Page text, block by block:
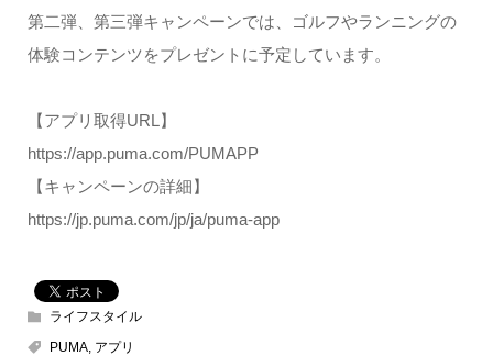
第二弾、第三弾キャンペーンでは、ゴルフやランニングの
体験コンテンツをプレゼントに予定しています。
【アプリ取得URL】
https://app.puma.com/PUMAPP
【キャンペーンの詳細】
https://jp.puma.com/jp/ja/puma-app
ライフスタイル
PUMA, アプリ